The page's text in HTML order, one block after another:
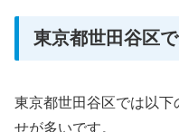
東京都世田谷区
東京都世田谷区では以
せが多いです。